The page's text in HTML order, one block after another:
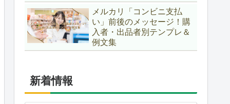
メルカリ「コンビニ支払
い」前後のメッセージ！購
入者・出品者別テンプレ＆
例文集
新着情報